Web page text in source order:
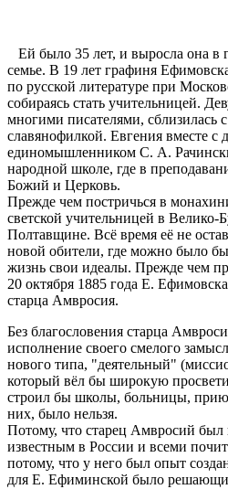
Ей было 35 лет, и выросла она в
семье. В 19 лет графиня
по русской литературе при
собираясь стать учительницей.
многими писателями, сблизилась
славянофилкой. Евгения вместе с
единомышленником С. А.
народной школе, где в
Божий и Церковь.
Прежде чем постричься в
светской учительницей в
Полтавщине. Всё время её не
новой обители, где можно было
жизнь свои идеалы. Прежде чем
20 октября 1885 года Е.
старца Амвросия.
Без благословения старца
исполнение своего смелого
нового типа, "деятельный"
который вёл бы широкую
строил бы школы, больницы,
них, было нельзя.
Потому, что старец Амвросий был
известным в России и всеми
потому, что у него был опыт
для Е. Ефиминской было